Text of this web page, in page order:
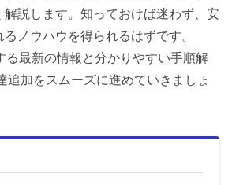
解説します。知っておけば迷わず、安
ノウハウを得られるはずです。
る最新の情報と分かりやすい手順解
追加をスムーズに進めていきましょ